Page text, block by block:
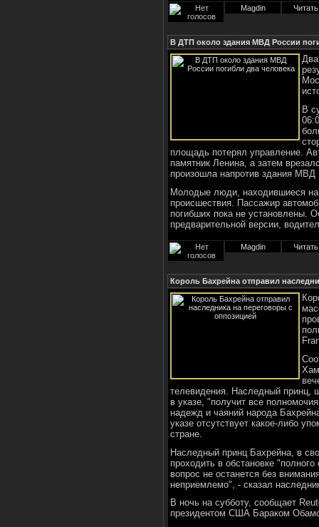
Magdin
В ДТП около здания МВД России
В
площадь потерял управление.
памятник Ленина, а затем
произошла напротив здания МВД
Молодые люди, находившиеся на
происшествия. Пассажир
погибших пока не установлены.
предварительной версии,
Magdin
Король Бахрейна отправил
телевидения. Наследный принц,
в указе, "получит все
надежд и чаяний народа
указе отсутствует какое-либо
стране.
Наследный принц Бахрейна, в
проходить в обстановке
вопрос не останется без
неприемлемо", - сказал
В ночь на субботу, сообщает
президентом США Бараком